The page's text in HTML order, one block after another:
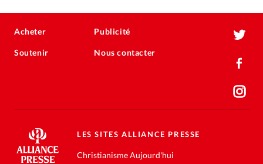
Acheter
Soutenir
Publicité
Nous contacter
LES SITES ALLIANCE PRESSE
Christianisme Aujourd'hui